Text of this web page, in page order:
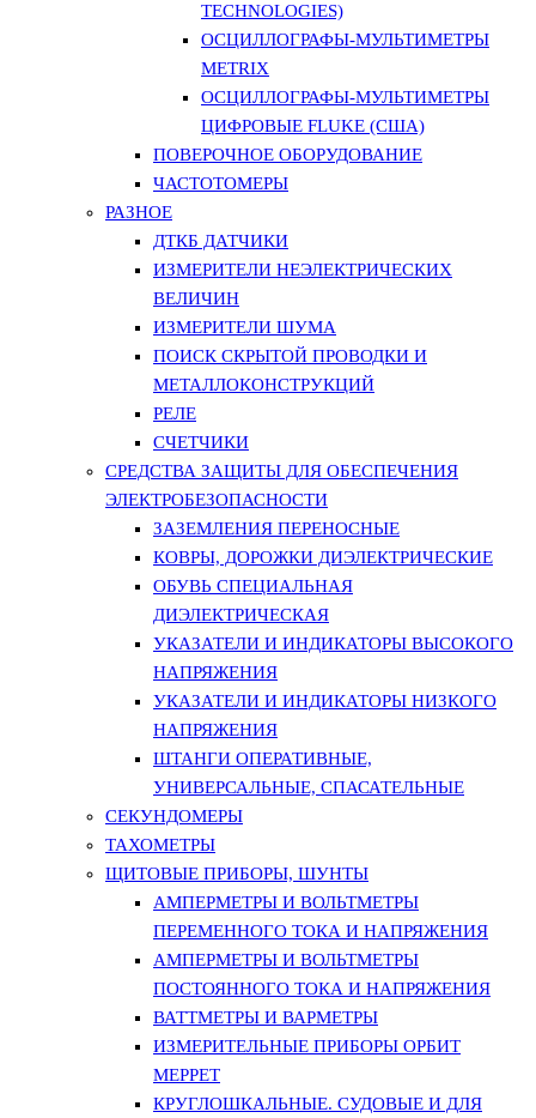
TECHNOLOGIES)
ОСЦИЛЛОГРАФЫ-МУЛЬТИМЕТРЫ
METRIX
ОСЦИЛЛОГРАФЫ-МУЛЬТИМЕТРЫ
ЦИФРОВЫЕ FLUKE (США)
ПОВЕРОЧНОЕ ОБОРУДОВАНИЕ
ЧАСТОТОМЕРЫ
РАЗНОЕ
ДТКБ ДАТЧИКИ
ИЗМЕРИТЕЛИ НЕЭЛЕКТРИЧЕСКИХ
ВЕЛИЧИН
ИЗМЕРИТЕЛИ ШУМА
ПОИСК СКРЫТОЙ ПРОВОДКИ И
МЕТАЛЛОКОНСТРУКЦИЙ
РЕЛЕ
СЧЕТЧИКИ
СРЕДСТВА ЗАЩИТЫ ДЛЯ ОБЕСПЕЧЕНИЯ
ЭЛЕКТРОБЕЗОПАСНОСТИ
ЗАЗЕМЛЕНИЯ ПЕРЕНОСНЫЕ
КОВРЫ, ДОРОЖКИ ДИЭЛЕКТРИЧЕСКИЕ
ОБУВЬ СПЕЦИАЛЬНАЯ
ДИЭЛЕКТРИЧЕСКАЯ
УКАЗАТЕЛИ И ИНДИКАТОРЫ ВЫСОКОГО
НАПРЯЖЕНИЯ
УКАЗАТЕЛИ И ИНДИКАТОРЫ НИЗКОГО
НАПРЯЖЕНИЯ
ШТАНГИ ОПЕРАТИВНЫЕ,
УНИВЕРСАЛЬНЫЕ, СПАСАТЕЛЬНЫЕ
СЕКУНДОМЕРЫ
ТАХОМЕТРЫ
ЩИТОВЫЕ ПРИБОРЫ, ШУНТЫ
АМПЕРМЕТРЫ И ВОЛЬТМЕТРЫ
ПЕРЕМЕННОГО ТОКА И НАПРЯЖЕНИЯ
АМПЕРМЕТРЫ И ВОЛЬТМЕТРЫ
ПОСТОЯННОГО ТОКА И НАПРЯЖЕНИЯ
ВАТТМЕТРЫ И ВАРМЕТРЫ
ИЗМЕРИТЕЛЬНЫЕ ПРИБОРЫ ОРБИТ
МЕРРЕТ
КРУГЛОШКАЛЬНЫЕ. СУДОВЫЕ И ДЛЯ